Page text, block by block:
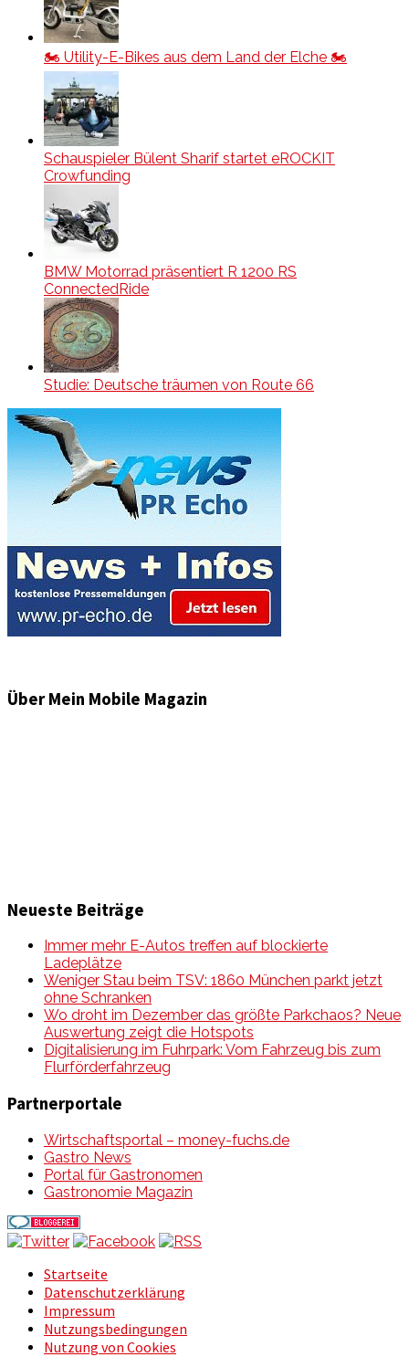
🏍️ Utility-E-Bikes aus dem Land der Elche 🏍️
Schauspieler Bülent Sharif startet eROCKIT
Crowfunding
BMW Motorrad präsentiert R 1200 RS
ConnectedRide
Studie: Deutsche träumen von Route 66
Über Mein Mobile Magazin
Neueste Beiträge
Immer mehr E-Autos treffen auf blockierte
Ladeplätze
Weniger Stau beim TSV: 1860 München parkt jetzt
ohne Schranken
Wo droht im Dezember das größte Parkchaos? Neue
Auswertung zeigt die Hotspots
Digitalisierung im Fuhrpark: Vom Fahrzeug bis zum
Flurförderfahrzeug
Partnerportale
Wirtschaftsportal – money-fuchs.de
Gastro News
Portal für Gastronomen
Gastronomie Magazin
Startseite
Datenschutzerklärung
Impressum
Nutzungsbedingungen
Nutzung von Cookies